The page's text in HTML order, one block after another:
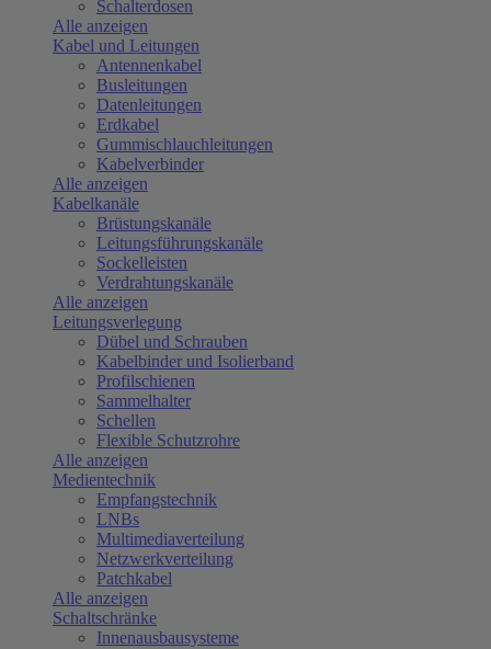
Schalterdosen
Alle anzeigen
Kabel und Leitungen
Antennenkabel
Busleitungen
Datenleitungen
Erdkabel
Gummischlauchleitungen
Kabelverbinder
Alle anzeigen
Kabelkanäle
Brüstungskanäle
Leitungsführungskanäle
Sockelleisten
Verdrahtungskanäle
Alle anzeigen
Leitungsverlegung
Dübel und Schrauben
Kabelbinder und Isolierband
Profilschienen
Sammelhalter
Schellen
Flexible Schutzrohre
Alle anzeigen
Medientechnik
Empfangstechnik
LNBs
Multimediaverteilung
Netzwerkverteilung
Patchkabel
Alle anzeigen
Schaltschränke
Innenausbausysteme